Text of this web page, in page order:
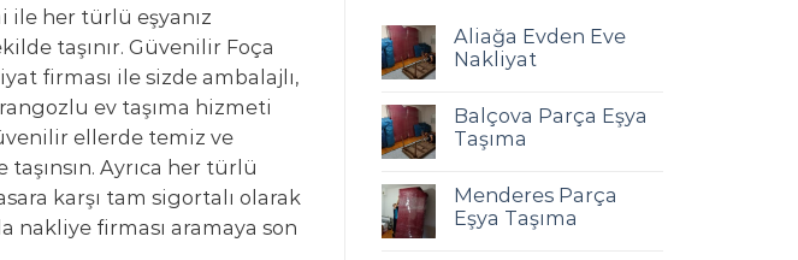
ile her türlü eşyanız
taşınır. Güvenilir Foça
firması ile sizde ambalajlı,
ev taşıma hizmeti
ellerde temiz ve
taşınsın. Ayrıca her türlü
karşı tam sigortalı olarak
nakliye firması aramaya son
Aliağa Evden Eve
Nakliyat
Balçova Parça Eşya
Taşıma
Menderes Parça
Eşya Taşıma